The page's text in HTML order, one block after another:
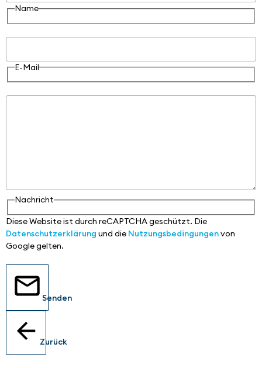
Name
E-Mail
Nachricht
Diese Website ist durch reCAPTCHA geschützt. Die
Datenschutzerklärung und die Nutzungsbedingungenvon
Google gelten.
Senden
Zurück